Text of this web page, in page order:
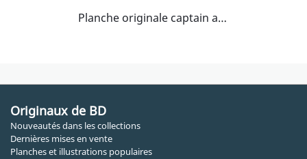
Planche originale captain america / mark bagley
Originaux de BD
Nouveautés dans les collections
Dernières mises en vente
Planches et illustrations populaires